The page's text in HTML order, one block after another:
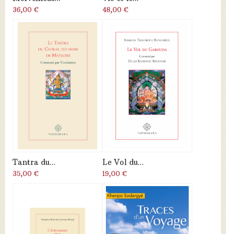
36,00 € 48,00 €
Tantra du...
35,00 €
Le Vol du...
19,00 €